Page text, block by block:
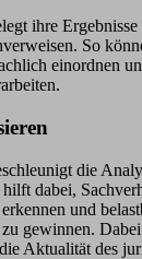
ihre
So
einordnen
die
dabei,
und
gewinnen.
Aktualität des